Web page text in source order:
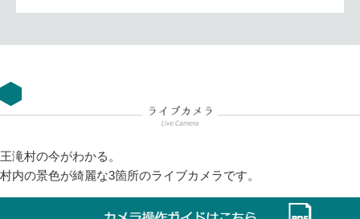
This page can't load Google Maps correctly.
王滝村の今がわかる。
村内の景色が綺麗な3箇所のライブカメラです。